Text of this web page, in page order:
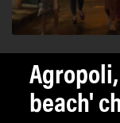
beach'